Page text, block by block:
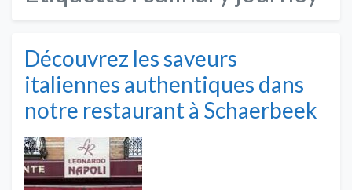
Découvrez les saveurs
italiennes authentiques dans
notre restaurant à Schaerbeek